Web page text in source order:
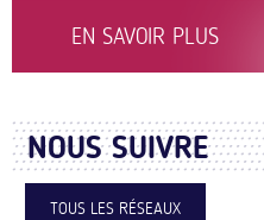
EN SAVOIR PLUS
NOUS SUIVRE
TOUS LES RÉSEAUX